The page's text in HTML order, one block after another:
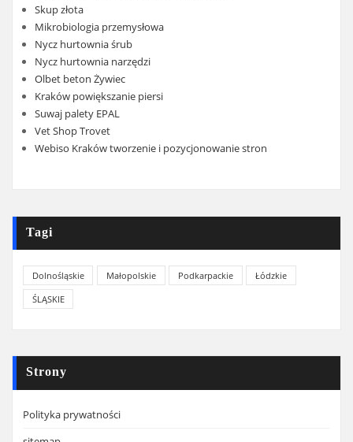
Skup złota
Mikrobiologia przemysłowa
Nycz hurtownia śrub
Nycz hurtownia narzędzi
Olbet beton Żywiec
Kraków powiększanie piersi
Suwaj palety EPAL
Vet Shop Trovet
Webiso Kraków tworzenie i pozycjonowanie stron
Tagi
Dolnośląskie Małopolskie Podkarpackie
Łódzkie
ŚLĄSKIE
Strony
Polityka prywatności